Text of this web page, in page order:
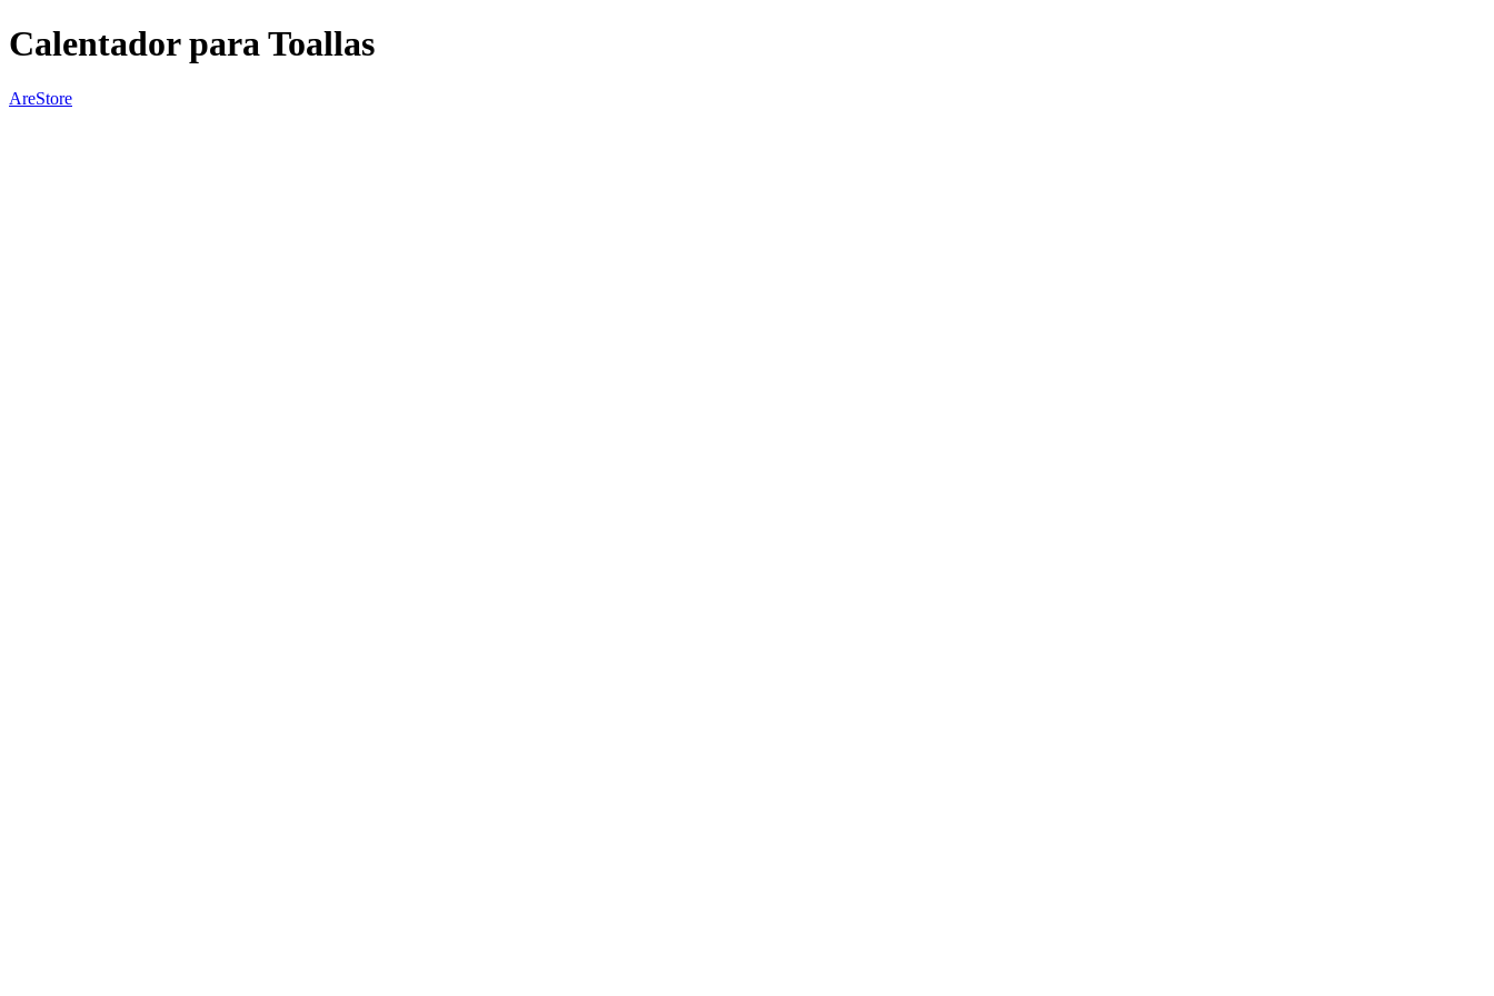
Calentador para Toallas
AreStore